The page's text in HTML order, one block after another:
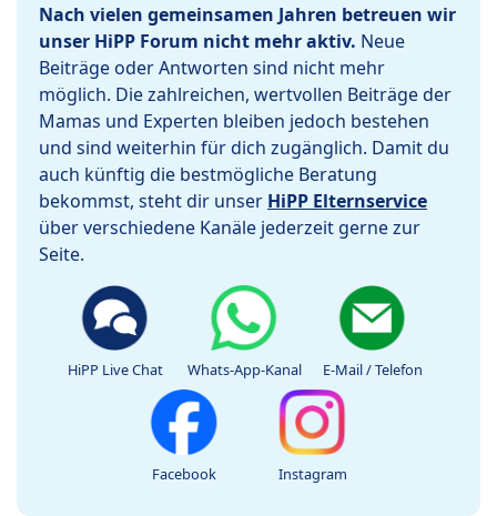
Nach vielen gemeinsamen Jahren betreuen wir
unser HiPP Forum nicht mehr aktiv. Neue
Beiträge oder Antworten sind nicht mehr
möglich. Die zahlreichen, wertvollen Beiträge der
Mamas und Experten bleiben jedoch bestehen
und sind weiterhin für dich zugänglich. Damit du
auch künftig die bestmögliche Beratung
bekommst, steht dir unser HiPP Elternservice
über verschiedene Kanäle jederzeit gerne zur
Seite.
HiPP Live Chat Whats-App-Kanal E-Mail / Telefon
Facebook Instagram